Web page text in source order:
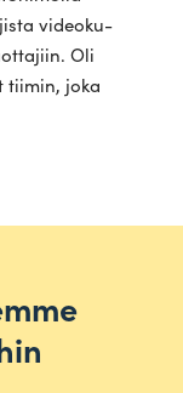
video­ku­
Oli
tiimin, joka